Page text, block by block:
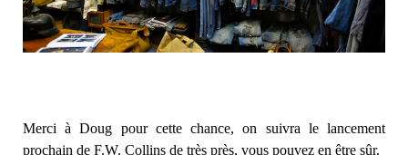
Merci à Doug pour cette chance, on suivra le lancement
prochain de F.W. Collins de très près, vous pouvez en être sûr.